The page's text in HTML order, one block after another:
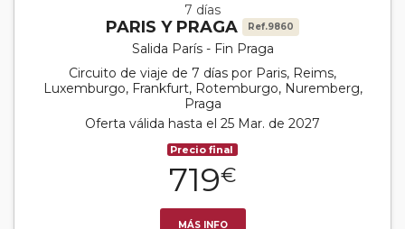
7 días
PARIS Y PRAGA Ref.9860
Salida París - Fin Praga
Circuito de viaje de 7 días por Paris, Reims,
Luxemburgo, Frankfurt, Rotemburgo, Nuremberg,
Praga
Oferta válida hasta el 25 Mar. de 2027
Precio final
719€
MÁS INFO